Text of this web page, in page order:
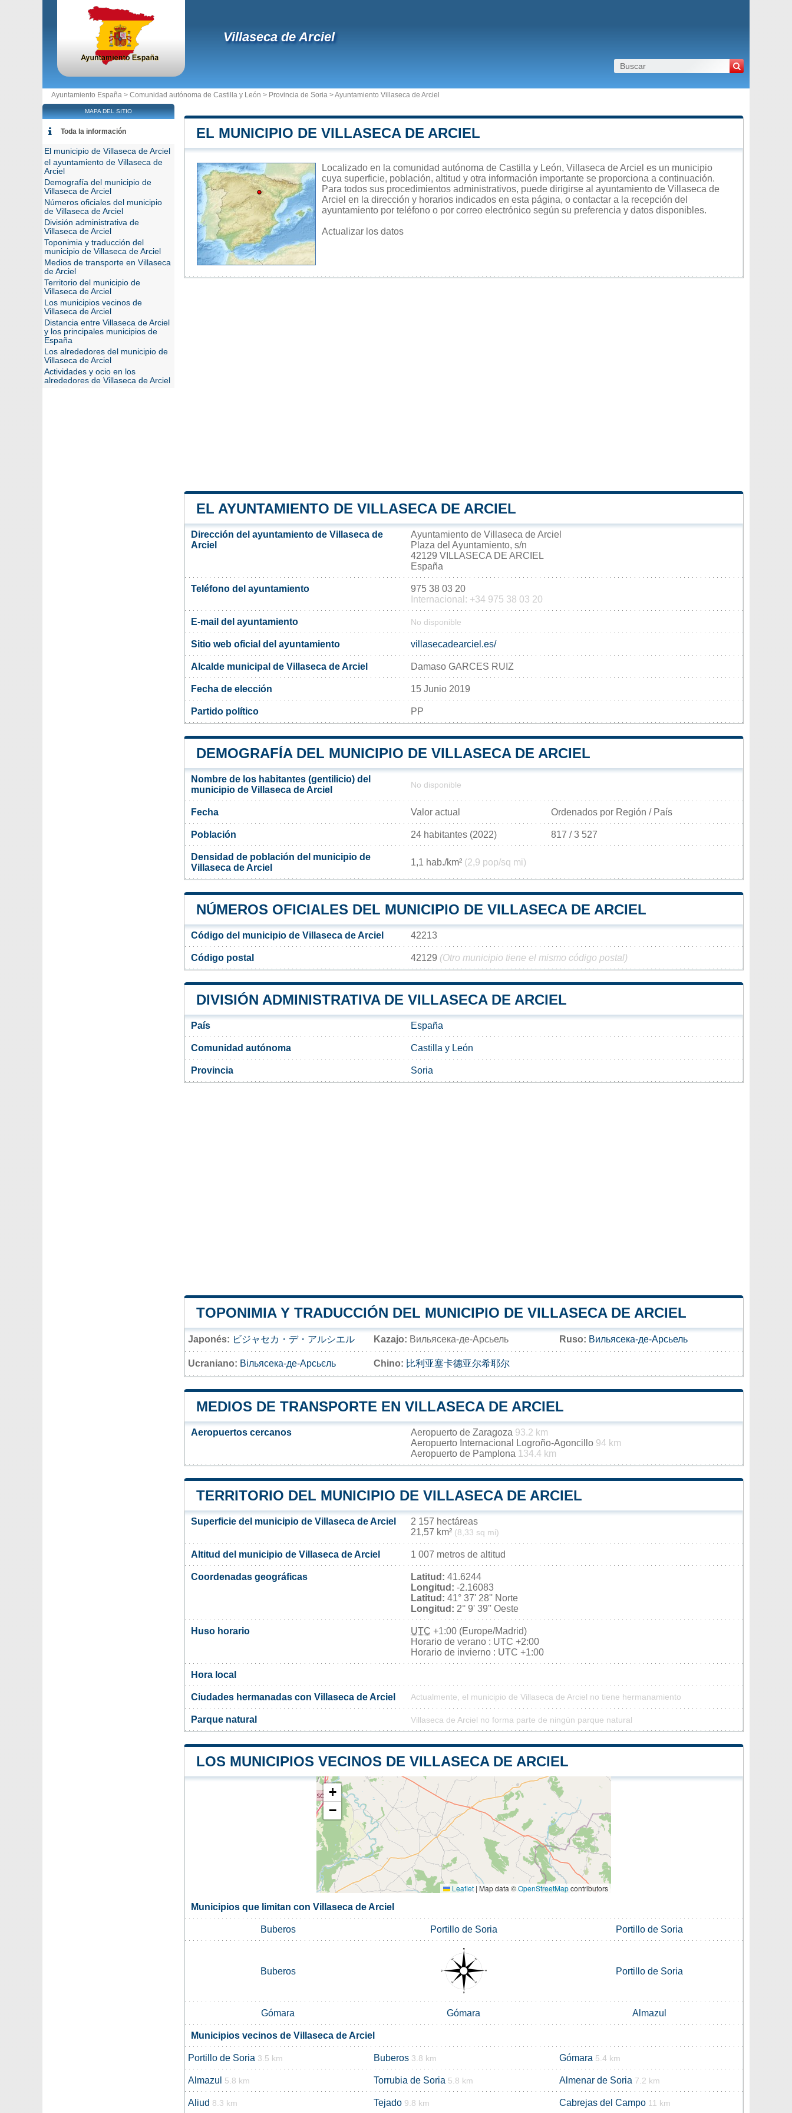
Villaseca de Arciel
Ayuntamiento España > Comunidad autónoma de Castilla y León > Provincia de Soria >Ayuntamiento Villaseca de Arciel
EL MUNICIPIO DE VILLASECA DE ARCIEL
Localizado en la comunidad autónoma de Castilla y León, Villaseca de Arciel es un municipio
cuya superficie, población, altitud y otra información importante se proporciona a continuación.
Para todos sus procedimientos administrativos, puede dirigirse al ayuntamiento de Villaseca de
Arciel en la dirección y horarios indicados en esta página, o contactar a la recepción del
ayuntamiento por teléfono o por correo electrónico según su preferencia y datos disponibles.
Actualizar los datos
EL AYUNTAMIENTO DE VILLASECA DE ARCIEL
Dirección del ayuntamiento de Villaseca de
Arciel
Ayuntamiento de Villaseca de Arciel
Plaza del Ayuntamiento, s/n
42129 VILLASECA DE ARCIEL
España
Teléfono del ayuntamiento
975 38 03 20
Internacional: +34 975 38 03 20
E-mail del ayuntamiento No disponible
Sitio web oficial del ayuntamiento villasecadearciel.es/
Alcalde municipal de Villaseca de Arciel Damaso GARCES RUIZ
Fecha de elección 15 Junio 2019
Partido político PP
DEMOGRAFÍA DEL MUNICIPIO DE VILLASECA DE ARCIEL
Nombre de los habitantes (gentilicio) del
municipio de Villaseca de Arciel
No disponible
Fecha Valor actual Ordenados por Región / País
Población 24 habitantes (2022) 817 / 3 527
Densidad de población del municipio de
Villaseca de Arciel
1,1 hab./km² (2,9 pop/sq mi)
NÚMEROS OFICIALES DEL MUNICIPIO DE VILLASECA DE ARCIEL
Código del municipio de Villaseca de Arciel 42213
Código postal 42129 (Otro municipio tiene el mismo código postal)
DIVISIÓN ADMINISTRATIVA DE VILLASECA DE ARCIEL
País España
Comunidad autónoma Castilla y León
Provincia Soria
TOPONIMIA Y TRADUCCIÓN DEL MUNICIPIO DE VILLASECA DE ARCIEL
Japonés: ビジャセカ・デ・アルシエル Kazajo: Вильясека-де-Арсьель Ruso: Вильясека-де-Арсьель
Ucraniano: Вільясека-де-Арсьєль Chino: 比利亚塞卡德亚尔希耶尔
MEDIOS DE TRANSPORTE EN VILLASECA DE ARCIEL
Aeropuertos cercanos Aeropuerto de Zaragoza 93.2 km
Aeropuerto Internacional Logroño-Agoncillo 94 km
Aeropuerto de Pamplona 134.4 km
TERRITORIO DEL MUNICIPIO DE VILLASECA DE ARCIEL
Superficie del municipio de Villaseca de Arciel
2 157 hectáreas
21,57 km² (8,33 sq mi)
Altitud del municipio de Villaseca de Arciel 1 007 metros de altitud
Coordenadas geográficas Latitud: 41.6244
Longitud: -2.16083
Latitud: 41° 37' 28'' Norte
Longitud: 2° 9' 39'' Oeste
Huso horario UTC +1:00 (Europe/Madrid)
Horario de verano : UTC +2:00
Horario de invierno : UTC +1:00
Hora local
Ciudades hermanadas con Villaseca de Arciel Actualmente, el municipio de Villaseca de Arciel no tiene hermanamiento
Parque natural Villaseca de Arciel no forma parte de ningún parque natural
LOS MUNICIPIOS VECINOS DE VILLASECA DE ARCIEL
+
−
Leaflet | Map data ©OpenStreetMapcontributors
Municipios que limitan con Villaseca de Arciel
Buberos Portillo de Soria Portillo de Soria
Buberos Portillo de Soria
Gómara Gómara Almazul
Municipios vecinos de Villaseca de Arciel
Portillo de Soria 3.5 km Buberos 3.8 km Gómara 5.4 km
Almazul 5.8 km Torrubia de Soria 5.8 km Almenar de Soria 7.2 km
Aliud 8.3 km Tejado 9.8 km Cabrejas del Campo 11 km
MAPA DEL SITIO
Toda la información
El municipio de Villaseca de Arciel
el ayuntamiento de Villaseca de
Arciel
Demografía del municipio de
Villaseca de Arciel
Números oficiales del municipio
de Villaseca de Arciel
División administrativa de
Villaseca de Arciel
Toponimia y traducción del
municipio de Villaseca de Arciel
Medios de transporte en Villaseca
de Arciel
Territorio del municipio de
Villaseca de Arciel
Los municipios vecinos de
Villaseca de Arciel
Distancia entre Villaseca de Arciel
y los principales municipios de
España
Los alrededores del municipio de
Villaseca de Arciel
Actividades y ocio en los
alrededores de Villaseca de Arciel